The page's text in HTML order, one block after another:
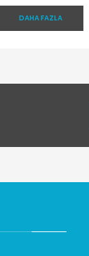
DAHA FAZLA